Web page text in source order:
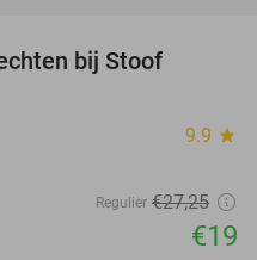
bij Stoof
9.9 star
Regulier €27,25
€19